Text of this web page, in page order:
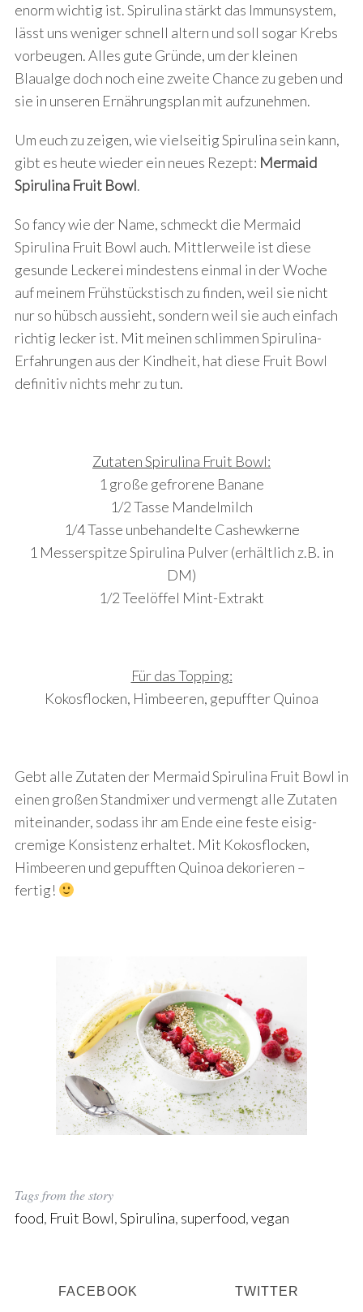
enorm wichtig ist. Spirulina stärkt das Immunsystem,
lässt uns weniger schnell altern und soll sogar Krebs
vorbeugen. Alles gute Gründe, um der kleinen
Blaualge doch noch eine zweite Chance zu geben und
sie in unseren Ernährungsplan mit aufzunehmen.
Um euch zu zeigen, wie vielseitig Spirulina sein kann,
gibt es heute wieder ein neues Rezept: Mermaid
Spirulina Fruit Bowl.
So fancy wie der Name, schmeckt die Mermaid
Spirulina Fruit Bowl auch. Mittlerweile ist diese
gesunde Leckerei mindestens einmal in der Woche
auf meinem Frühstückstisch zu finden, weil sie nicht
nur so hübsch aussieht, sondern weil sie auch einfach
richtig lecker ist. Mit meinen schlimmen Spirulina-
Erfahrungen aus der Kindheit, hat diese Fruit Bowl
definitiv nichts mehr zu tun.
Zutaten Spirulina Fruit Bowl:
1 große gefrorene Banane
1/2 Tasse Mandelmilch
1/4 Tasse unbehandelte Cashewkerne
1 Messerspitze Spirulina Pulver (erhältlich z.B. in
DM)
1/2 Teelöffel Mint-Extrakt
Für das Topping:
Kokosflocken, Himbeeren, gepuffter Quinoa
Gebt alle Zutaten der Mermaid Spirulina Fruit Bowl in
einen großen Standmixer und vermengt alle Zutaten
miteinander, sodass ihr am Ende eine feste eisig-
cremige Konsistenz erhaltet. Mit Kokosflocken,
Himbeeren und gepufften Quinoa dekorieren –
fertig!
Tags from the story
food, Fruit Bowl,Spirulina, superfood,vegan
FACEBOOK TWITTER
S
e
a
r
c
h
r